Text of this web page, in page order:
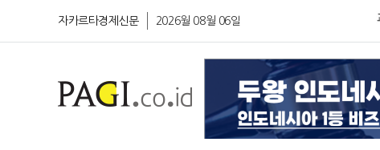
자카르타경제신문 2026월 08월 06일